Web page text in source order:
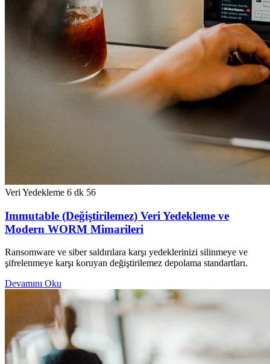
Veri Yedekleme 6 dk 56
Immutable (Değiştirilemez) Veri Yedekleme ve
Modern WORM Mimarileri
Ransomware ve siber saldırılara karşı yedeklerinizi silinmeye ve
şifrelenmeye karşı koruyan değiştirilemez depolama standartları.
Devamını Oku